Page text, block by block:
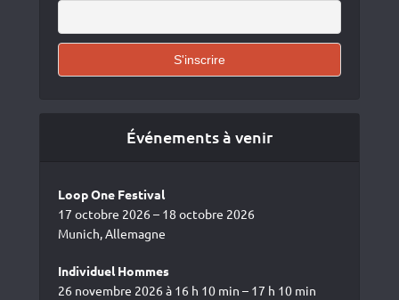
Événements à venir
Loop One Festival
17 octobre 2026 – 18 octobre 2026
Munich, Allemagne
Individuel Hommes
26 novembre 2026 à 16 h 10 min – 17 h 10 min